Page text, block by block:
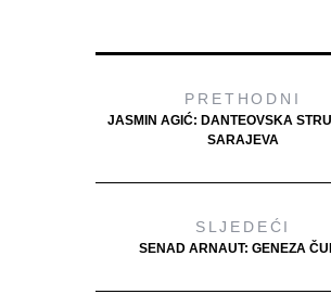
PRETHODNI
JASMIN AGIĆ: DANTEOVSKA
SARAJEVA
SLJEDEĆI
SENAD ARNAUT: GENEZA